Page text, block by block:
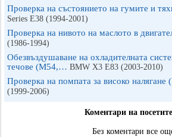
Проверка на състоянието на гумите и
Series E38 (1994-2001)
Проверка на нивото на маслото в
(1986-1994)
Обезвъздушаване на охладителната
течове (M54,… BMW X3 Е83 (2003-2010)
Проверка на помпата за високо налягане
(1999-2006)
Коментари на
Без коментари все